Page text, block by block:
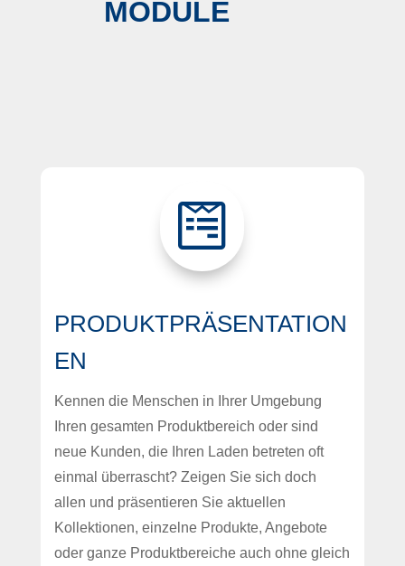
MODULE

PRODUKTPRÄSENTATION
EN
Kennen die Menschen in Ihrer Umgebung
Ihren gesamten Produktbereich oder sind
neue Kunden, die Ihren Laden betreten oft
einmal überrascht? Zeigen Sie sich doch
allen und präsentieren Sie aktuellen
Kollektionen, einzelne Produkte, Angebote
oder ganze Produktbereiche auch ohne gleich